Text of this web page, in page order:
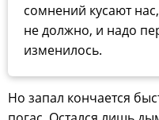
сомнений кусают
не должно, и надо
изменилось.
Но запал кончается